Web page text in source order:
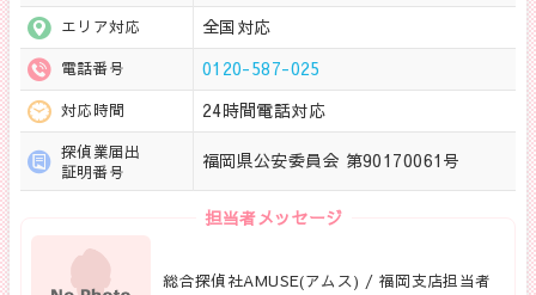
エリア対応 全国対応
電話番号 0120-587-025
対応時間 24時間電話対応
探偵業届出
証明番号
福岡県公安委員会 第90170061号
担当者メッセージ
総合探偵社AMUSE(アムス) / 福岡支店担当者